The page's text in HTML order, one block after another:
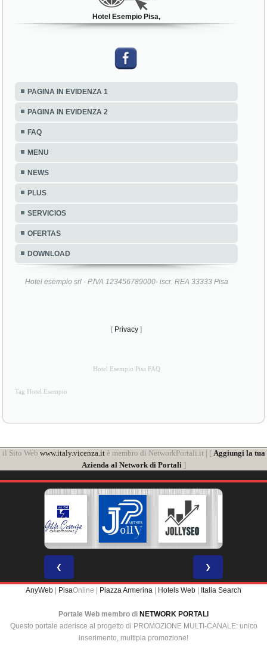
Hotel Esempio Pisa,
PAGINA IN EVIDENZA 1
PAGINA IN EVIDENZA 2
FAQ
MENU
NEWS
PLUS
SERVICIOS
OFERTAS
DOWNLOAD
Hotel esempio srl - P.IVA 123456789000- iscr. REA 33333 Pisa
[ Privacy ]
Hotel Esempio Pisa FAQ
Tag Hotel Esempio
il Sito Web www.italy.vicenza.itè membro di NetworkPortali.it | [ Aggiungi la tua
Azienda al Network di Portali]
❮ ❯
AnyWeb PisaOnline | Piazza Armerina Hotels Web Italia Search
Portale Web membro di NETWORK PORTALI
Questo portale aderisce al progetto di PROMOZIONE MULTI-CANALE: unico
inserimento, multipla promozione!